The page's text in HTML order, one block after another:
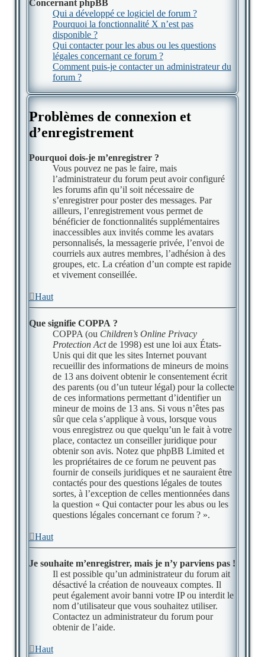
Concernant phpBB
Qui a développé ce logiciel de forum ?
Pourquoi la fonctionnalité X n’est pas
disponible ?
Qui contacter pour les abus ou les questions
légales concernant ce forum ?
Comment puis-je contacter un administrateur du
forum ?
Problèmes de connexion et
d’enregistrement
Pourquoi dois-je m’enregistrer ?
Vous pouvez ne pas le faire, mais
l’administrateur du forum peut avoir configuré
les forums afin qu’il soit nécessaire de
s’enregistrer pour poster des messages. Par
ailleurs, l’enregistrement vous permet de
bénéficier de fonctionnalités supplémentaires
inaccessibles aux invités comme les avatars
personnalisés, la messagerie privée, l’envoi de
courriels aux autres membres, l’adhésion à des
groupes, etc. La création d’un compte est rapide
et vivement conseillée.
Haut
Que signifie COPPA ?
COPPA (ou Children’s Online Privacy
Protection Actde 1998) est une loi aux États-
Unis qui dit que les sites Internet pouvant
recueillir des informations de mineurs de moins
de 13 ans doivent obtenir le consentement écrit
des parents (ou d’un tuteur légal) pour la collecte
de ces informations permettant d’identifier un
mineur de moins de 13 ans. Si vous n’êtes pas
sûr que cela s’applique à vous, lorsque vous
vous enregistrez ou que quelqu’un le fait à votre
place, contactez un conseiller juridique pour
obtenir son avis. Notez que phpBB Limited et
les propriétaires de ce forum ne peuvent pas
fournir de conseils juridiques et ne sauraient être
contactés pour des questions légales de toutes
sortes, à l’exception de celles mentionnées dans
la question « Qui contacter pour les abus ou les
questions légales concernant ce forum ? ».
Haut
Je souhaite m’enregistrer, mais je n’y parviens pas !
Il est possible qu’un administrateur du forum ait
désactivé la création de nouveaux comptes. Il
peut également avoir banni votre IP ou interdit le
nom d’utilisateur que vous souhaitez utiliser.
Contactez un administrateur du forum pour
obtenir de l’aide.
Haut